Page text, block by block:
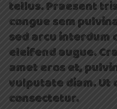
tellus. Praesent
congue sem
sed arcu interdum
eleifend augue.
amet eros et,
vulputate diam. Ut
consectetur.